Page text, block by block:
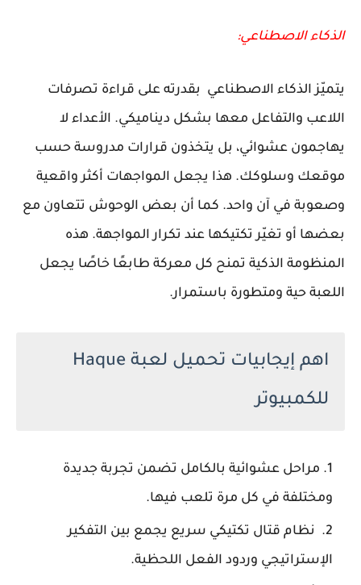
الذكاء الاصطناعي:
يتميّز الذكاء الاصطناعي بقدرته على قراءة تصرفات
اللاعب والتفاعل معها بشكل ديناميكي. الأعداء لا
يهاجمون عشوائي، بل يتخذون قرارات مدروسة حسب
موقعك وسلوكك. هذا يجعل المواجهات أكثر واقعية
وصعوبة في آن واحد. كما أن بعض الوحوش تتعاون مع
بعضها أو تغيّر تكتيكها عند تكرار المواجهة. هذه
المنظومة الذكية تمنح كل معركة طابعًا خاصًا يجعل
اللعبة حية ومتطورة باستمرار.
اهم إيجابيات تحميل لعبة Haque
للكمبيوتر
مراحل عشوائية بالكامل تضمن تجربة جديدة
ومختلفة في كل مرة تلعب فيها.
نظام قتال تكتيكي سريع يجمع بين التفكير
الإستراتيجي وردود الفعل اللحظية.